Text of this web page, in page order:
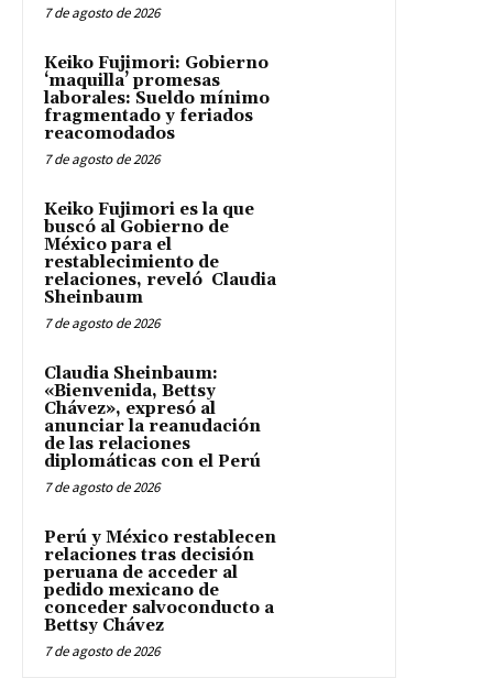
7 de agosto de 2026
Keiko Fujimori: Gobierno
‘maquilla’ promesas
laborales: Sueldo mínimo
fragmentado y feriados
reacomodados
7 de agosto de 2026
Keiko Fujimori es la que
buscó al Gobierno de
México para el
restablecimiento de
relaciones, reveló Claudia
Sheinbaum
7 de agosto de 2026
Claudia Sheinbaum:
«Bienvenida, Bettsy
Chávez», expresó al
anunciar la reanudación
de las relaciones
diplomáticas con el Perú
7 de agosto de 2026
Perú y México restablecen
relaciones tras decisión
peruana de acceder al
pedido mexicano de
conceder salvoconducto a
Bettsy Chávez
7 de agosto de 2026